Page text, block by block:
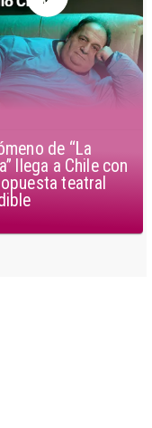
de “La
llega a Chile con
teatral